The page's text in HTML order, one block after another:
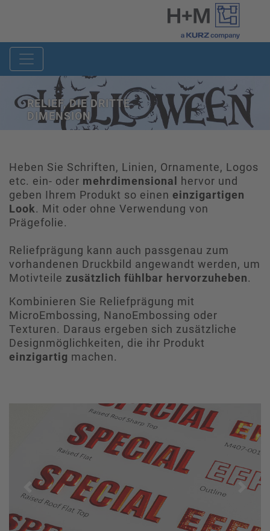
RELIEF, DIE DRITTE
DIMENSION
Heben Sie Schriften, Linien, Ornamente, Logos
etc. ein- oder mehrdimensional hervor und
geben Ihrem Produkt so einen einzigartigen
Look. Mit oder ohne Verwendung von
Prägefolie.
Reliefprägung kann auch passgenau zum
vorhandenen Druckbild angewandt werden, um
Motivteile zusätzlich fühlbar hervorzuheben.
Kombinieren Sie Reliefprägung mit
MicroEmbossing, NanoEmbossing oder
Texturen. Daraus ergeben sich zusätzliche
Designmöglichkeiten, die ihr Produkt
einzigartig machen.
Previous Next